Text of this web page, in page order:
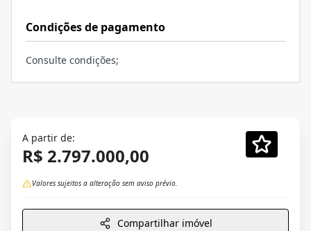
Condições de pagamento
Consulte condições;
A partir de:
R$ 2.797.000,00
Valores sujeitos a alteração sem aviso prévio.
Compartilhar imóvel